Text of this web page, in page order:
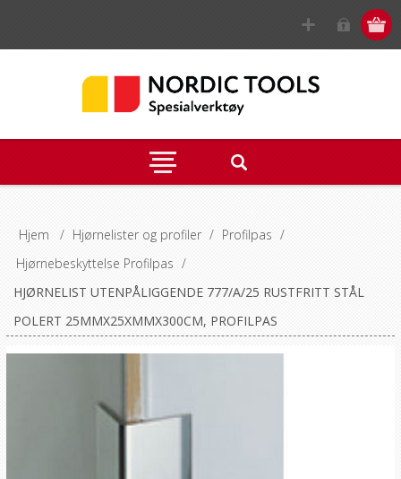
Hjem / Hjørnelister og profiler / Profilpas /
Hjørnebeskyttelse Profilpas /
HJØRNELIST UTENPÅLIGGENDE 777/A/25 RUSTFRITT STÅL
POLERT 25MMX25XMMX300CM, PROFILPAS